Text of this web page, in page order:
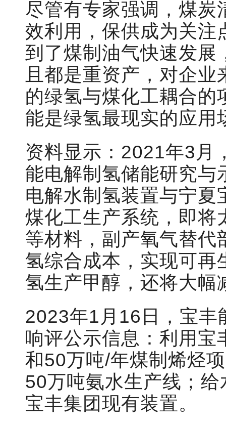
尽管有专家强调，煤炭
效利用，保供成为关注
到了煤制油气快速发展
且都是重资产，对企
的绿氢与煤化工耦合
能是绿氢最现实的应用
资料显示：2021年3
能电解制氢储能研究
电解水制氢装置与宁
煤化工生产系统，即将
等材料，副产氧气替代
氢综合成本，实现可再
氢生产甲醇，还将大幅
2023年1月16日，宝丰
响评公示信息：利用宝
和50万吨/年煤制烯烃
50万吨氨水生产线；
宝丰集团现有装置。